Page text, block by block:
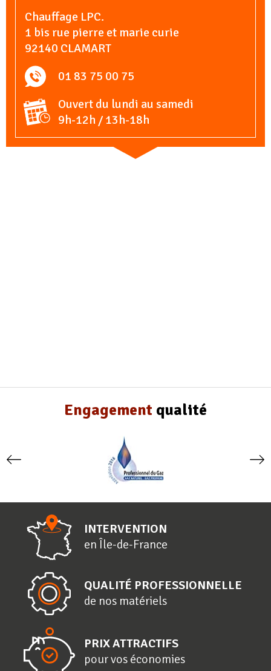
Chauffage LPC.
1 bis rue pierre et marie curie
92140 CLAMART
01 83 75 00 75
Ouvert du lundi au samedi
9h-12h / 13h-18h
Engagement qualité
INTERVENTION
en Île-de-France
QUALITÉ PROFESSIONNELLE
de nos matériels
PRIX ATTRACTIFS
pour vos économies